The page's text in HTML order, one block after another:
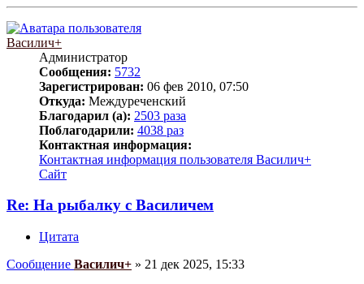
Василич+
Администратор
Сообщения: 5732
Зарегистрирован: 06 фев 2010, 07:50
Откуда: Междуреченский
Благодарил (а): 2503 раза
Поблагодарили: 4038 раз
Контактная информация:
Контактная информация пользователя Василич+
Сайт
Re: На рыбалку с Василичем
Цитата
Сообщение Василич+ » 21 дек 2025, 15:33